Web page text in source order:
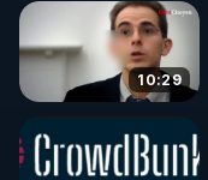
Toutes les vidéos
http://rgnr.li/odysee
🌱 LES STAGES
10:29